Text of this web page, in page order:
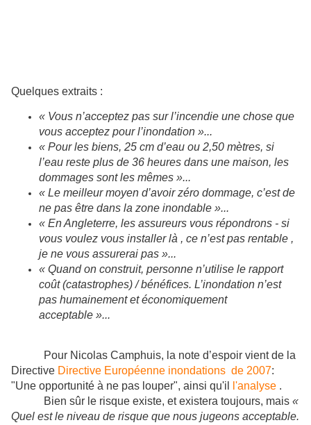
Quelques extraits :
« Vous n’acceptez pas sur l’incendie une chose que
vous acceptez pour l’inondation »...
« Pour les biens, 25 cm d’eau ou 2,50 mètres, si
l’eau reste plus de 36 heures dans une maison, les
dommages sont les mêmes »...
« Le meilleur moyen d’avoir zéro dommage, c’est de
ne pas être dans la zone inondable »...
« En Angleterre, les assureurs vous répondrons - si
vous voulez vous installer là , ce n’est pas rentable ,
je ne vous assurerai pas »...
« Quand on construit, personne n’utilise le rapport
coût (catastrophes) / bénéfices. L’inondation n’est
pas humainement et économiquement
acceptable »...
Pour Nicolas Camphuis, la note d’espoir vient de la
Directive Directive Européenne inondations de 2007:
"Une opportunité à ne pas louper", ainsi qu'il
l'analyse .
Bien sûr le risque existe, et existera toujours, mais«
Quel est le niveau de risque que nous jugeons acceptable.